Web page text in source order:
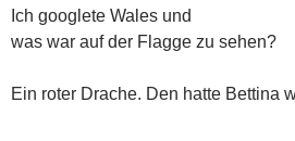
Ich googlete Wales und
was war auf der Flagge zu sehen?
Ein roter Drache. Den hatte Bettina